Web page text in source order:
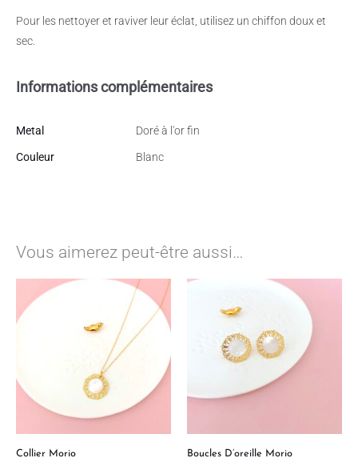
Pour les nettoyer et raviver leur éclat, utilisez un chiffon doux et
sec.
Informations complémentaires
Metal Doré à l'or fin
Couleur Blanc
Vous aimerez peut-être aussi…
Collier Morio Boucles D’oreille Morio